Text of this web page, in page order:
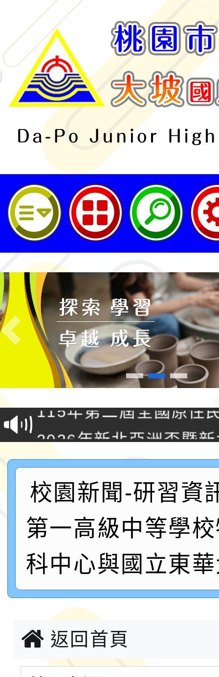
桃園市立大坡國民中學
Previous
轉知桃園市政府交通局
桃「我的減碳存摺2.0
案，詳如說明，請參閱
115年第二屆全國原住
2026年新北亞洲盃暨
鐵人三項錦標賽
桃園市115學年度學生
「2026年『王牌愛／
運動系列徵選頒獎典禮
成果展」
2026城鎮韌性防空演習
年八月份教師研習
國立成功大學辦理「台
融平台-教案暨教學示
115學年度「學習扶助
計畫子計畫十一-2：國
小時認證研習計畫」
115年度「教育部表揚
義教育推展貢獻獎」實
轉知桃園市政府交通局
校園新聞-研習資
第一高級中等學
科中心與國立東
返回首頁